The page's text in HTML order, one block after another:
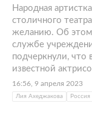
Народная
столичного
желанию. Об
службе
подчеркнули, что
известной
16:56, 9 апреля 2023
Лия Ахеджакова Россия